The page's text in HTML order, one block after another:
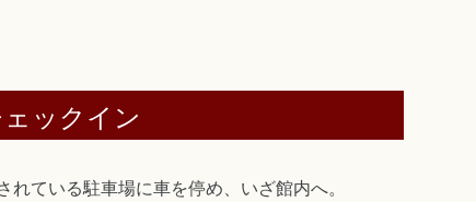
ックイン
ている駐車場に車を停め、いざ館内へ。